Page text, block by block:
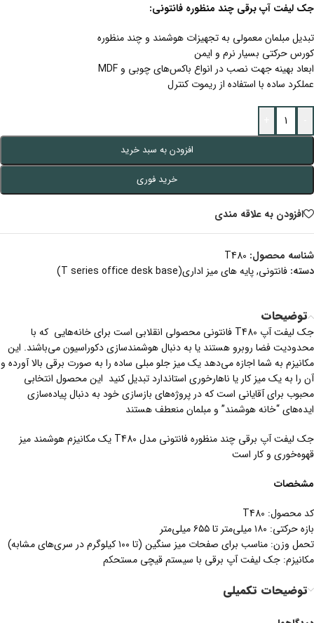
جک لیفت آپ برقی چند منظوره فانتونی:
تبدیل مبلمان معمولی به تجهیزات هوشمند و چند منظوره
کورس حرکتی بسیار نرم و ایمن
ابعاد بهینه جهت نصب در انواع باکس‌های چوبی و MDF
عملکرد ساده با استفاده از ریموت کنترل
افزودن به سبد خرید
خرید فوری
افزودن به علاقه مندی
شناسه محصول: T480
دسته: فانتونی,پایه های میز اداری(T series office desk base)
توضیحات
جک لیفت آپ T480 فانتونی محصولی انقلابی است برای خانه‌هایی که با
محدودیت فضا روبرو هستند یا به دنبال هوشمندسازی دکوراسیون می‌باشند. این
مکانیزم به شما اجازه می‌دهد یک میز جلو مبلی ساده را به صورت برقی بالا آورده و
آن را به یک میز کار یا ناهارخوری استاندارد تبدیل کنید این محصول انتخابی
محبوب برای آقایانی است که در پروژه‌های بازسازی خود به دنبال پیاده‌سازی
ایده‌های “خانه هوشمند” و مبلمان منعطف هستند
جک لیفت آپ برقی چند منظوره فانتونی مدل T480 یک مکانیزم هوشمند میز
قهوه‌خوری و کار است
مشخصات
کد محصول: T480
بازه حرکتی: ۱۸۰ میلی‌متر تا ۶۵۵ میلی‌متر
تحمل وزن: مناسب برای صفحات میز سنگین (تا ۱۰۰ کیلوگرم در سری‌های مشابه)
مکانیزم: جک لیفت آپ برقی با سیستم قیچی مستحکم
توضیحات تکمیلی